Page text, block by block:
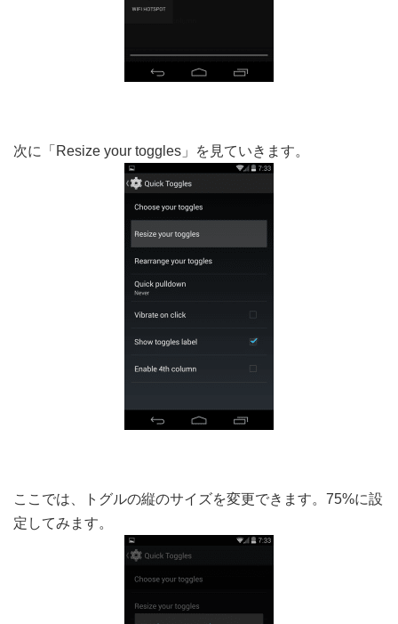
次に「Resize your toggles」を見ていきます。
ここでは、トグルの縦のサイズを変更できます。75%に設
定してみます。